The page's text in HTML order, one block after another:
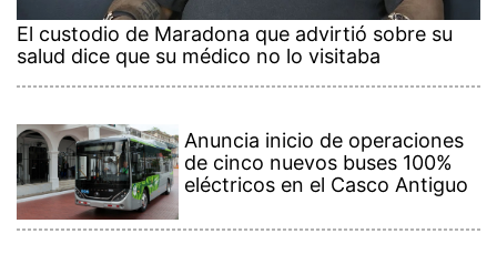
El custodio de Maradona que advirtió sobre su
salud dice que su médico no lo visitaba
Anuncia inicio de operaciones
de cinco nuevos buses 100%
eléctricos en el Casco Antiguo